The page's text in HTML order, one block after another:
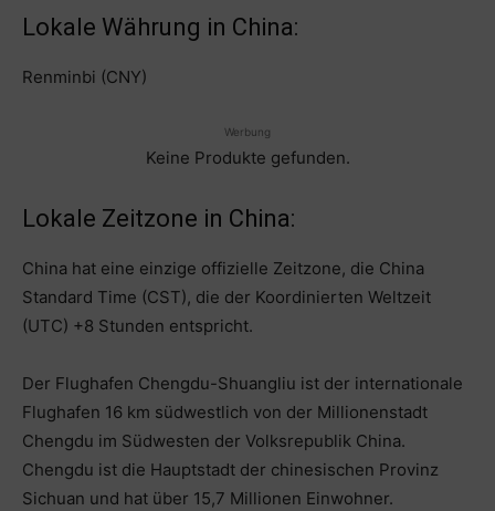
Lokale Währung in China:
Renminbi (CNY)
Werbung
Keine Produkte gefunden.
Lokale Zeitzone in China:
China hat eine einzige offizielle Zeitzone, die China
Standard Time (CST), die der Koordinierten Weltzeit
(UTC) +8 Stunden entspricht.
Der Flughafen Chengdu-Shuangliu ist der internationale
Flughafen 16 km südwestlich von der Millionenstadt
Chengdu im Südwesten der Volksrepublik China.
Chengdu ist die Hauptstadt der chinesischen Provinz
Sichuan und hat über 15,7 Millionen Einwohner.